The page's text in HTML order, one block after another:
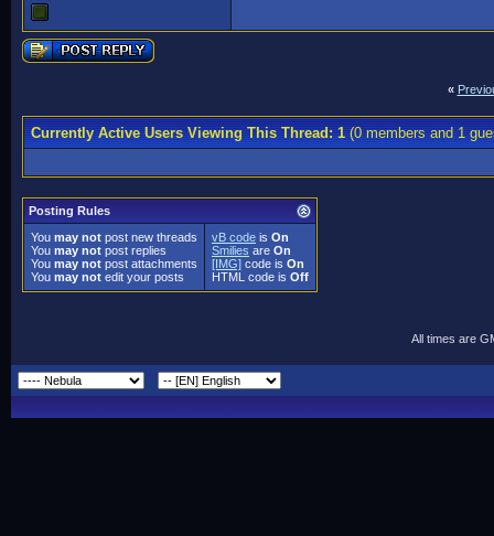
«
Currently Active Users Viewing This Thread: 1(0 members and 1
Posting Rules
You may not post new threads
You may not post replies
You may not post attachments
You may not edit your posts
vB code is On
Smilies are On
[IMG] code is On
HTML code is Off
All times are